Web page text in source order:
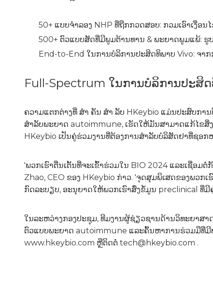
50+ ແບບຈໍາລອງ NHP ທີ່ຖືກກວດສອບ: ກວມເອົາເງື່
500+ ຕົວແບບສັດທີ່ມີພູມຕ້ານທານ & ພະຍາດພູມແພ້:
End-to-End ໃນການບໍລິການປະສິດທິພາບ Vivo: ຈາ
Full-Spectrum ໃນການບໍລິການປະ
ຄວາມແຕກຕ່າງທີ່ ສຳ ຄັນ ສຳ ລັບ HKeybio ແມ່ນປະສົບກ
ສໍາລັບພະຍາດ autoimmune, ເຮັດໃຫ້ມັນສາມາດແກ້ໄຂ
HKeybio ເປັນຄູ່ຮ່ວມງານທີ່ຕ້ອງການສໍາລັບບໍລິສັດຢາທີ່ຊອກ
'ພວກເຮົາຕື່ນເຕັ້ນທີ່ຈະເຂົ້າຮ່ວມໃນ BIO 2024 ແລະເຊື່ອ
Zhao, CEO ຂອງ HKeybio ກ່າວ. 'ຈຸດສຸມພິເສດຂອງພ
ກົດລະບຽບ, ອະນຸຍາດໃຫ້ພວກເຮົາສົ່ງຂໍ້ມູນ preclinical ທີ່
ໃນລະຫວ່າງກອງປະຊຸມ, ທີມງານຜູ້ຊ່ຽວຊານດ້ານວິທະຍາສ
ຕົວແບບພະຍາດ autoimmune ແລະຄົ້ນຫາການຮ່ວມມືທີ່ມີ
www.hkeybio.com ຫຼືຕິດຕໍ່ tech@hkeybio.com .